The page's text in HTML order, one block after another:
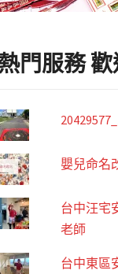
門服務
嬰兒命名
台中汪宅
老師
台中東區